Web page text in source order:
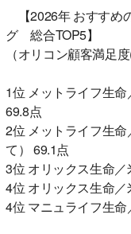
【2026年 おすすめ
グ 総合TOP5】
（オリコン顧客満足度
1位 メットライフ生
69.8点
2位 メットライフ生
て） 69.1点
3位 オリックス生命
4位 オリックス生命
4位 マニュライフ生